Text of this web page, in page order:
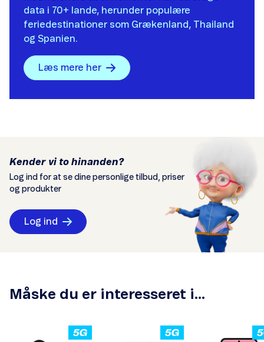
data i 70+ lande, herunder populære
feriedestinationer som Grækenland, Thailand
og Spanien.
Læs mere her
Kender vi to hinanden?
Log ind for at se dine personlige tilbud, priser
og produkter
Log ind
Måske du er interesseret i...